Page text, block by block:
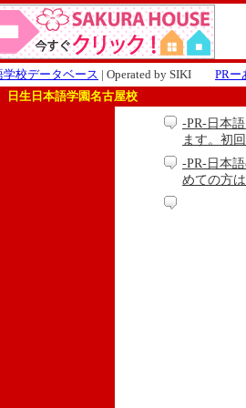
学校データベース | Operated by SIKI PRー
日生日本語学園名古屋校
-PR-日本
ます。初
-PR-日本
めての方